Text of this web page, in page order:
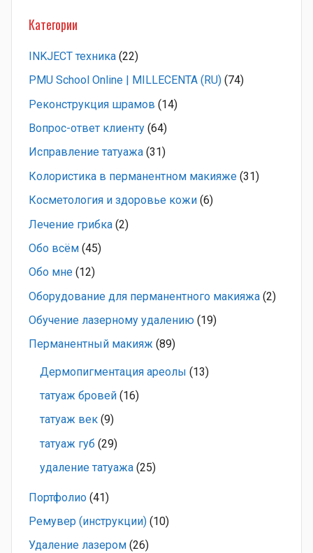
Категории
INKJECT техника (22)
PMU School Online | MILLECENTA (RU) (74)
Pеконструкция шрамов (14)
Вопрос-ответ клиенту (64)
Исправление татуажа (31)
Колористика в перманентном макияже (31)
Косметология и здоровье кожи (6)
Лечение грибка (2)
Обо всём (45)
Обо мне (12)
Оборудование для перманентного макияжа (2)
Обучение лазерному удалению (19)
Перманентный макияж (89)
Дермопигментация ареолы (13)
татуаж бровей (16)
татуаж век (9)
татуаж губ (29)
удаление татуажа (25)
Портфолио (41)
Ремувер (инструкции) (10)
Удаление лазером (26)